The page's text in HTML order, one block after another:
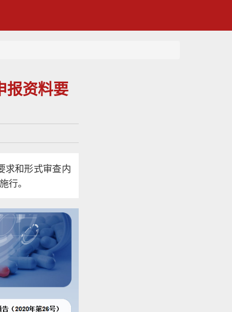
报资料要
求和形式审查内
行。